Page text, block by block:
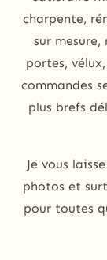
charpente,
sur mesure,
portes,
commandes
plus brefs
Je vous
photos et
pour toutes